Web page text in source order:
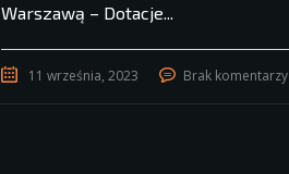
Warszawą – Dotacje...
11 września, 2023 Brak komentarzy